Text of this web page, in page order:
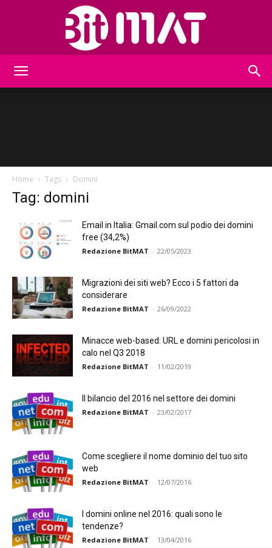
Home Tags Domini
Tag: domini
Email in Italia: Gmail.com sul podio dei domini
free (34,2%)
Redazione BitMAT - 22/05/2023
Migrazioni dei siti web? Ecco i 5 fattori da
considerare
Redazione BitMAT - 26/09/2022
Minacce web-based: URL e domini pericolosi in
calo nel Q3 2018
Redazione BitMAT - 11/02/2019
Il bilancio del 2016 nel settore dei domini
Redazione BitMAT - 23/02/2017
Come scegliere il nome dominio del tuo sito
web
Redazione BitMAT - 12/07/2016
I domini online nel 2016: quali sono le
tendenze?
Redazione BitMAT - 13/04/2016